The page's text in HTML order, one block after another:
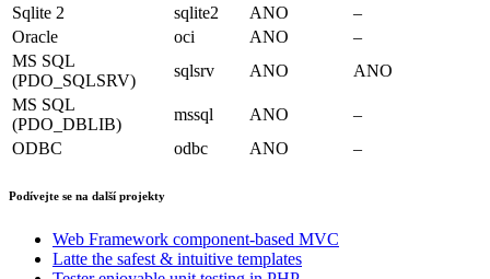
Sqlite 2
sqlite2 ANO
–
Oracle
oci ANO
–
MS SQL
(PDO_SQLSRV)
sqlsrv ANO
ANO
MS SQL
(PDO_DBLIB)
mssql ANO
–
ODBC
odbc ANO –
Podívejte se na další projekty
Web Framework component-based MVC
Latte the safest & intuitive templates